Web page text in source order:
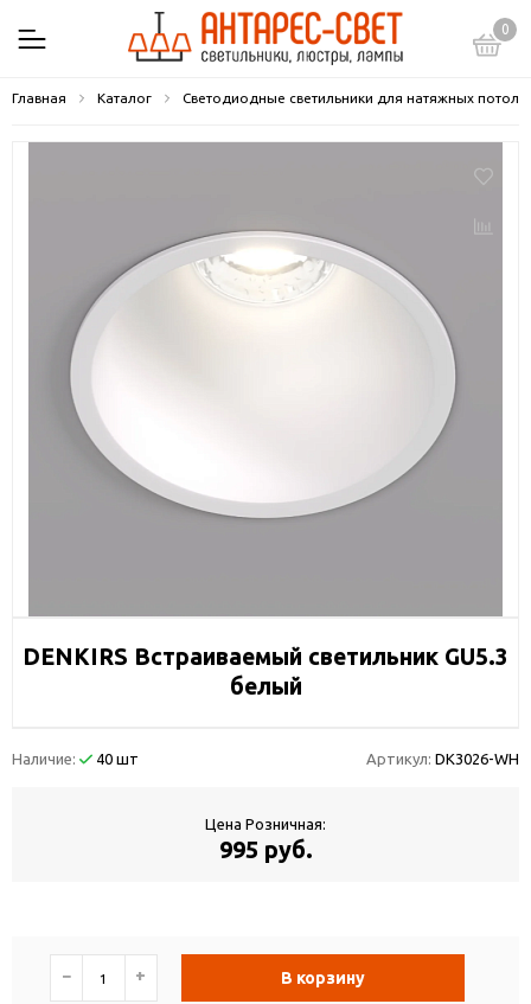
0
Главная Каталог Светодиодные светильники для натяжных
DENKIRS Встраиваемый светильник GU5.3
белый
Наличие: 40 шт Артикул: DK3026-WH
Цена Розничная:
995 руб.
− + В корзину